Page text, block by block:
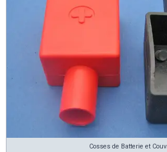
Cosses de Batterie et